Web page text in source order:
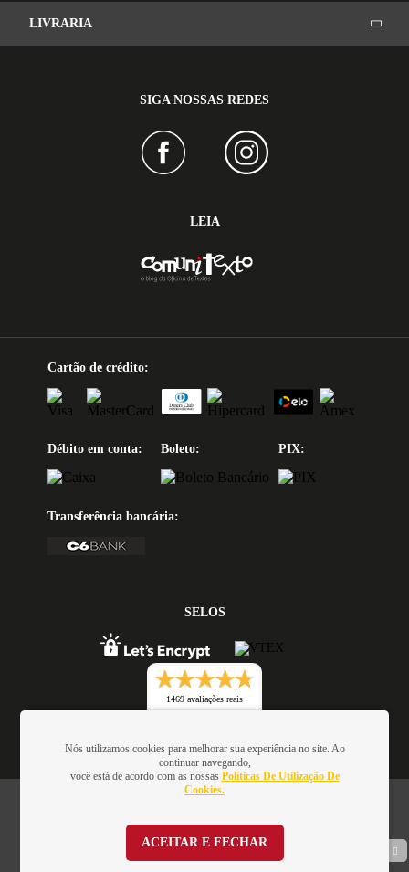
LIVRARIA
SIGA NOSSAS REDES
LEIA
Cartão de crédito:
Débito em conta: Boleto: PIX:
Transferência bancária:
SELOS
1469 avaliações reais
CNPJ: 01.337.552/0001-52
Nós utilizamos cookies para melhorar sua experiência no site. Ao
continuar navegando,
você está de acordo com as nossas Políticas De Utilização De
Cookies.
ACEITAR E FECHAR